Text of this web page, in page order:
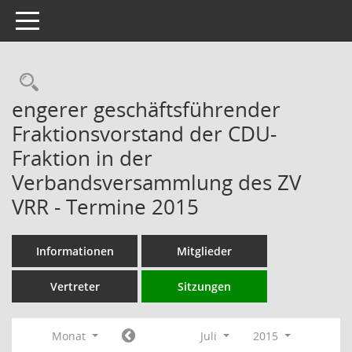
Toggle navigation
Rechercheauswahl
engerer geschäftsführender
Fraktionsvorstand der CDU-
Fraktion in der
Verbandsversammlung des ZV
VRR - Termine 2015
Informationen Mitglieder
Vertreter Sitzungen
Monat Juli
2015